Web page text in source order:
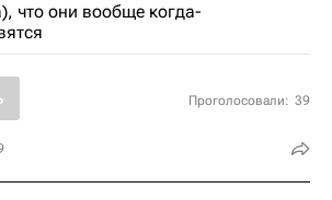
что они вообще когда-
Проголосовали: 39